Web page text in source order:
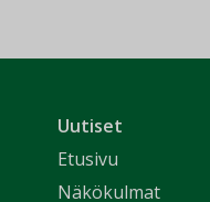
Uutiset
Etusivu
Näkökulmat